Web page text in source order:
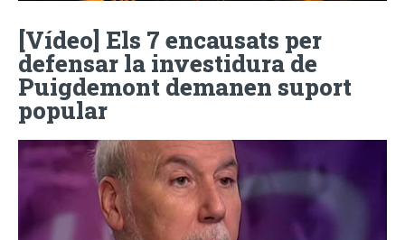
[Vídeo] Els 7 encausats per
defensar la investidura de
Puigdemont demanen suport
popular